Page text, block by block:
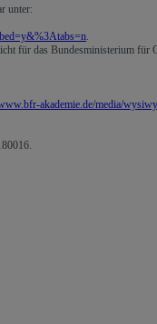
unter:
.
für das Bundesministerium für
akademie.de/media/